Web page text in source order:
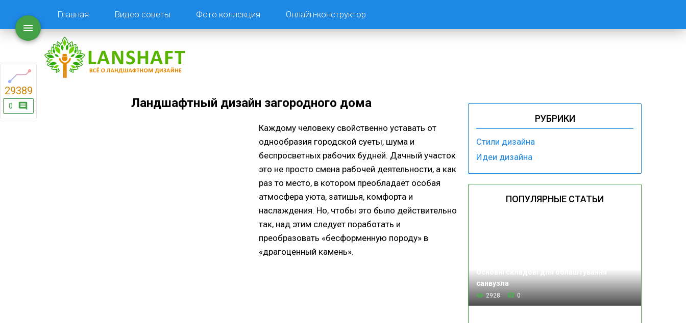
Главная Видео советы Фото коллекция Онлайн-конструктор
РУБРИКИ
Стили дизайна
Идеи дизайна
ПОПУЛЯРНЫЕ СТАТЬИ
санвузла
2928 0
Ландшафтный дизайн загородного дома
0
29389
Каждому человеку свойственно уставать от
однообразия городской суеты, шума и
беспросветных рабочих будней. Дачный участок
это не просто смена рабочей деятельности, а как
раз то место, в котором преобладает особая
атмосфера уюта, затишья, комфорта и
наслаждения. Но, чтобы это было действительно
так, над этим следует поработать и
преобразовать «бесформенную породу» в
«драгоценный камень».